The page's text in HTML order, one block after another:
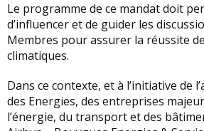
Le programme de ce mandat doit
d’influencer et de guider les
Membres pour assurer la réussite
climatiques.
Dans ce contexte, et à l’initiative de
des Energies, des entreprises
l’énergie, du transport et des